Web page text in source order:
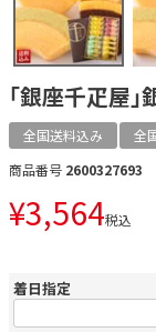
「銀座千疋屋
全国送料込み 全
商品番号 2600327693
¥3,564税込
着日指定